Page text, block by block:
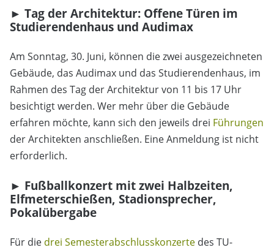
► Tag der Architektur: Offene Türen im
Studierendenhaus und Audimax
Am Sonntag, 30. Juni, können die zwei ausgezeichneten
Gebäude, das Audimax und das Studierendenhaus, im
Rahmen des Tag der Architektur von 11 bis 17 Uhr
besichtigt werden. Wer mehr über die Gebäude
erfahren möchte, kann sich den jeweils drei Führungen
der Architekten anschließen. Eine Anmeldung ist nicht
erforderlich.
► Fußballkonzert mit zwei Halbzeiten,
Elfmeterschießen, Stadionsprecher,
Pokalübergabe
Für die drei Semesterabschlusskonzerte des TU-